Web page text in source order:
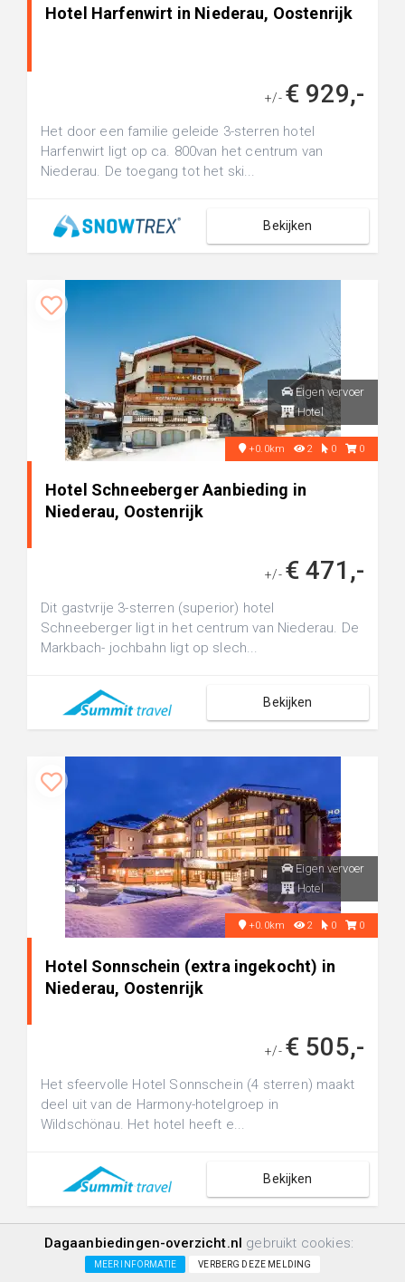
Hotel Harfenwirt in Niederau, Oostenrijk
+/- € 929,-
Het door een familie geleide 3-sterren hotel
Harfenwirt ligt op ca. 800van het centrum van
Niederau. De toegang tot het ski...
Bekijken
Eigen vervoer
Hotel
+0.0km 2 0 0
Hotel Schneeberger Aanbieding in
Niederau, Oostenrijk
+/- € 471,-
Dit gastvrije 3-sterren (superior) hotel
Schneeberger ligt in het centrum van Niederau. De
Markbach- jochbahn ligt op slech...
Bekijken
Eigen vervoer
Hotel
+0.0km 2 0 0
Hotel Sonnschein (extra ingekocht) in
Niederau, Oostenrijk
+/- € 505,-
Het sfeervolle Hotel Sonnschein (4 sterren) maakt
deel uit van de Harmony-hotelgroep in
Wildschönau. Het hotel heeft e...
Bekijken
Dagaanbiedingen-overzicht.nl gebruikt cookies:
MEER INFORMATIE VERBERG DEZE MELDING